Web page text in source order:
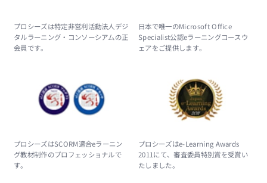
プロシーズは特定非営利活動法人デジ
タルラーニング・コンソーシアムの正
会員です。
日本で唯一のMicrosoft Office
Specialist公認eラーニングコースウ
ェアをご提供します。
プロシーズはSCORM適合eラーニン
グ教材制作のプロフェッショナルで
す。
プロシーズはe-Learning Awards
2011にて、審査委員特別賞を受賞い
たしました。